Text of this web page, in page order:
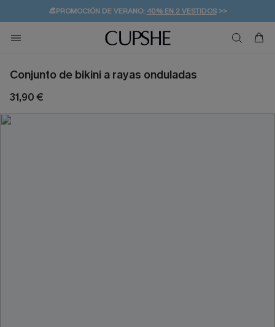
👒PROMOCIÓN DE VERANO:-10% EN 2 VESTIDOS>>
💌¡SUSCRIBIRSE & GANAR -10% EXTRA!
🚚ENVÍO GRATUITO A PARTIR DE 49 € >>
Conjunto de bikini a rayas onduladas
31,90 €